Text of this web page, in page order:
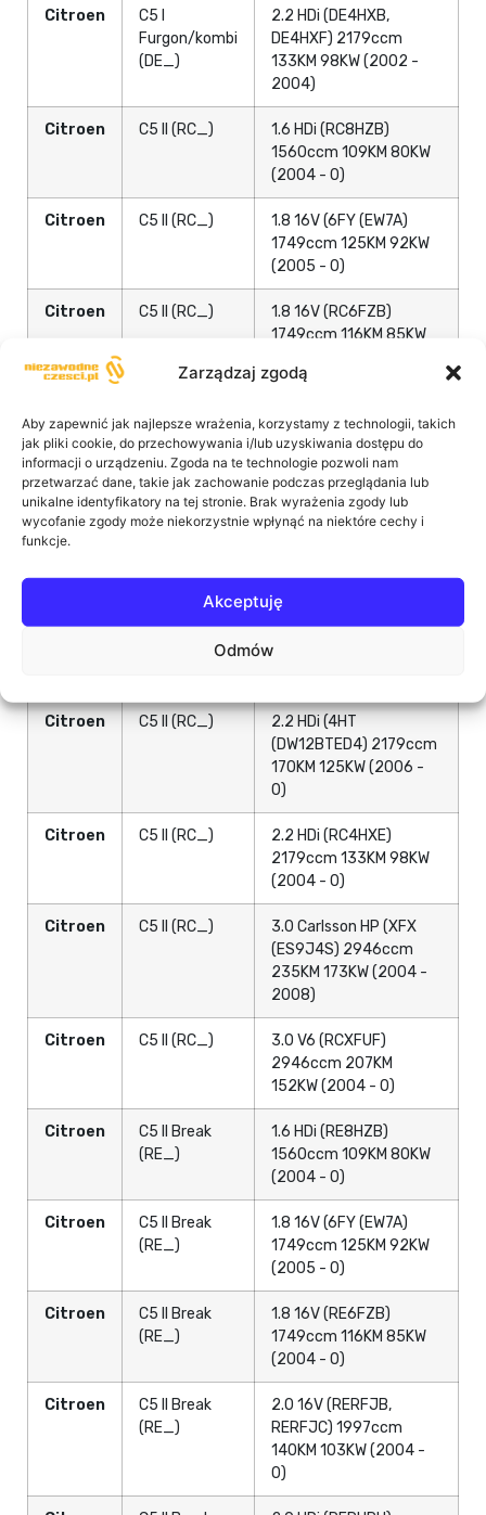
Zarządzaj zgodą
Aby zapewnić jak najlepsze wrażenia, korzystamy z technologii, takich
jak pliki cookie, do przechowywania i/lub uzyskiwania dostępu do
informacji o urządzeniu. Zgoda na te technologie pozwoli nam
przetwarzać dane, takie jak zachowanie podczas przeglądania lub
unikalne identyfikatory na tej stronie. Brak wyrażenia zgody lub
wycofanie zgody może niekorzystnie wpłynąć na niektóre cechy i
funkcje.
Akceptuję
Odmów
Citroen
C5 I
Furgon/kombi
(DE_)
2.2 HDi (DE4HXB,
DE4HXF) 2179ccm
133KM 98KW (2002 -
2004)
Citroen C5 II (RC_)
1.6 HDi (RC8HZB)
1560ccm 109KM 80KW
(2004 - 0)
Citroen C5 II (RC_)
1.8 16V (6FY (EW7A)
1749ccm 125KM 92KW
(2005 - 0)
Citroen C5 II (RC_)
1.8 16V (RC6FZB)
1749ccm 116KM 85KW
RCRFJC) 1997ccm
140KM 103KW (2004 -
0)
Citroen C5 II (RC_)
2.0 HDi (RCRHRH)
C5 II (RC_)
2.2 HDi (4HP
(DW12BTED4) 2179ccm
163KM 120KW (2006 -
Citroen C5 II (RC_)
2.2 HDi (4HT
(DW12BTED4) 2179ccm
170KM 125KW (2006 -
0)
Citroen C5 II (RC_)
2.2 HDi (RC4HXE)
2179ccm 133KM 98KW
(2004 - 0)
Citroen C5 II (RC_)
3.0 Carlsson HP (XFX
(ES9J4S) 2946ccm
235KM 173KW (2004 -
2008)
Citroen C5 II (RC_)
3.0 V6 (RCXFUF)
2946ccm 207KM
152KW (2004 - 0)
Citroen
C5 II Break
(RE_)
1.6 HDi (RE8HZB)
1560ccm 109KM 80KW
(2004 - 0)
Citroen
C5 II Break
(RE_)
1.8 16V (6FY (EW7A)
1749ccm 125KM 92KW
(2005 - 0)
Citroen
C5 II Break
(RE_)
1.8 16V (RE6FZB)
1749ccm 116KM 85KW
(2004 - 0)
Citroen
C5 II Break
(RE_)
2.0 16V (RERFJB,
RERFJC) 1997ccm
140KM 103KW (2004 -
0)